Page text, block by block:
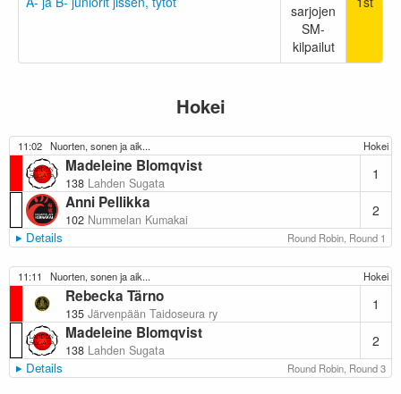
sarjojen
SM-
kilpailut
Hokei
11:02 Nuorten, sonen ja aik... Hokei
Madeleine Blomqvist
138 Lahden Sugata
1
Anni Pellikka
102 Nummelan Kumakai
2
Details Round Robin, Round 1
11:11 Nuorten, sonen ja aik... Hokei
Rebecka Tärno
135 Järvenpään Taidoseura ry
1
Madeleine Blomqvist
138 Lahden Sugata
2
Details Round Robin, Round 3